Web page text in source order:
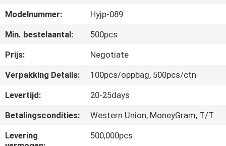
MET
ONS
OP
VRAAG
OFFERTE
Modelnummer:
Hyjp-089
Min. bestelaantal:
500pcs
Prijs:
Negotiate
Verpakking Details:
100pcs/oppbag, 500pcs/ctn
Levertijd:
20-25days
Betalingscondities:
Western Union, MoneyGram, T/T
Levering
500,000pcs